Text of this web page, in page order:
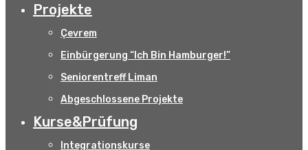
Projekte
Çevrem
Einbürgerung “Ich Bin Hamburger!”
Seniorentreff Liman
Abgeschlossene Projekte
Kurse&Prüfung
Integrationskurse